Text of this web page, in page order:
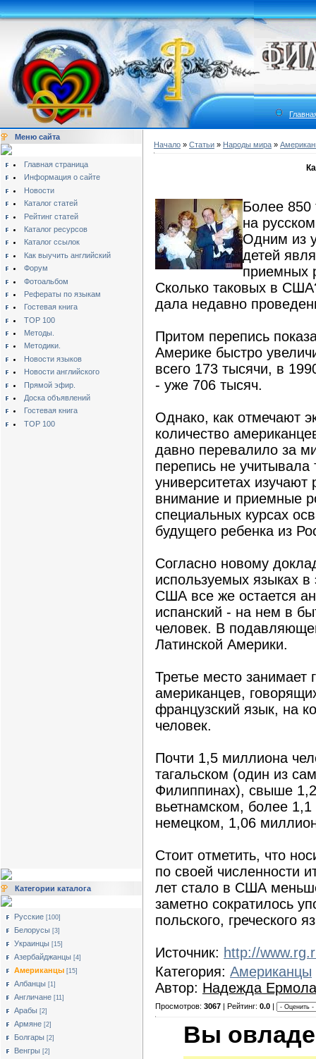
Меню сайта
Главная страница
Информация о сайте
Новости
Каталог статей
Рейтинг статей
Каталог ресурсов
Каталог ссылок
Как выучить английский
Форум
Фотоальбом
Рефераты по языкам
Гостевая книга
TOP 100
Методы.
Методики.
Новости языков
Новости английского
Прямой эфир.
Доска объявлений
Гостевая книга
TOP 100
Категории каталога
Русские [100]
Белорусы [3]
Украинцы [15]
Азербайджанцы [4]
Американцы [15]
Албанцы [1]
Англичане [11]
Арабы [2]
Армяне [2]
Болгары [2]
Венгры [2]
Начало » Статьи » Народы мира »
Более
на
Одним из
детей
приемных
Сколько таковых в
дала недавно
Притом перепись
Америке быстро
всего 173 тысячи, в
- уже 706 тысяч.
Однако, как отмечают
количество
давно перевалило за
перепись не
университетах
внимание и приемные
специальных курсах
будущего ребенка из
Согласно новому
используемых языках
США все же остается
испанский - на нем в
человек. В
Латинской Америки.
Третье место занимает
американцев,
французский язык, на
человек.
Почти 1,5 миллиона
тагальском (один из
Филиппинах), свыше
вьетнамском, более
немецком, 1,06
Стоит отметить, что
по своей численности
лет стало в США
заметно сократилось
польского, греческого
Источник: http://
Категория: Американцы
Автор: Надежда
Просмотров: 3067 | Рейтинг: 0.0
Вы